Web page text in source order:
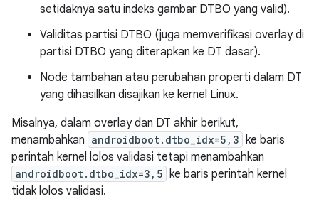
setidaknya satu indeks gambar DTBO yang valid).
Validitas partisi DTBO (juga memverifikasi overlay di
partisi DTBO yang diterapkan ke DT dasar).
Node tambahan atau perubahan properti dalam DT
yang dihasilkan disajikan ke kernel Linux.
Misalnya, dalam overlay dan DT akhir berikut,
menambahkan androidboot.dtbo_idx=5,3 ke baris
perintah kernel lolos validasi tetapi menambahkan
androidboot.dtbo_idx=3,5 ke baris perintah kernel
tidak lolos validasi.